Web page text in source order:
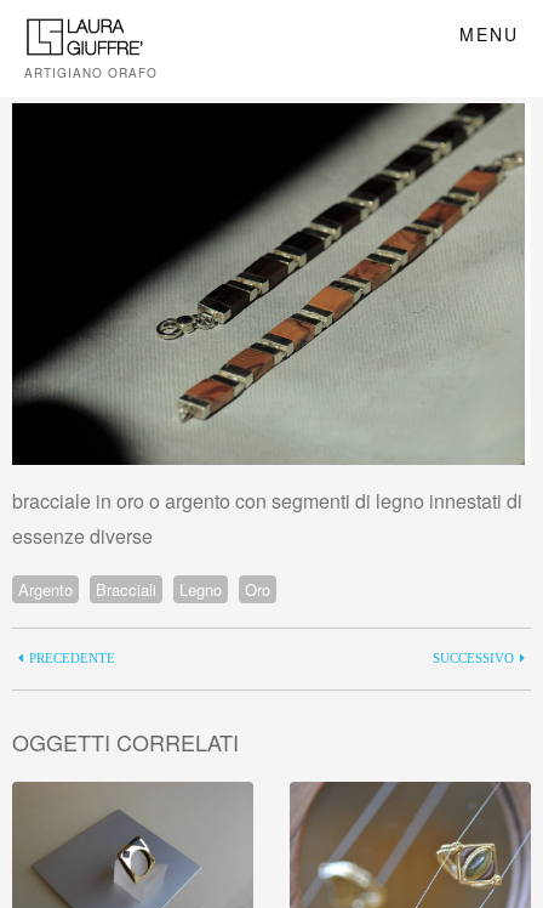
ARTIGIANO ORAFO
MENU
bracciale in oro o argento con segmenti di legno innestati di
essenze diverse
Argento Bracciali Legno Oro
PRECEDENTE SUCCESSIVO
OGGETTI CORRELATI